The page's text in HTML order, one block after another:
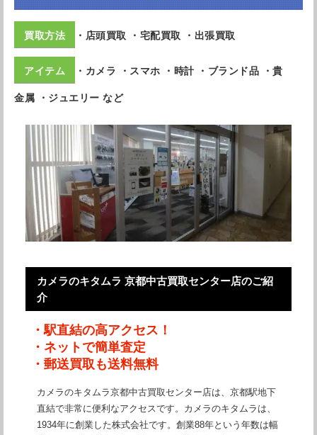
・店頭買取 ・宅配買取 ・出張買取
・カメラ ・スマホ ・時計 ・ブランド品 ・貴
金属 ・ジュエリー など
カメラのキタムラ 京都中古買取センター店のご紹
介
・駅直結の高アクセス！
・ネットで簡単査定
・郵送買取も送料無料
カメラのキタムラ京都中古買取センター店は、京都駅地下
直結で非常に便利なアクセスです。カメラのキタムラは、
1934年に創業した株式会社です。創業88年という年数は幅